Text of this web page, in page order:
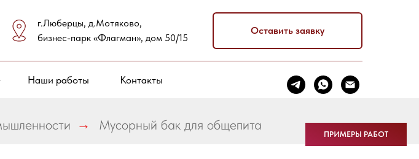
г.Люберцы, д.Мотяково,
бизнес-парк «Флагман», дом 50/15
Оставить заявку
Наши работы Контакты
→ Мусорный бак для общепита
ПРИМЕРЫ РАБОТ